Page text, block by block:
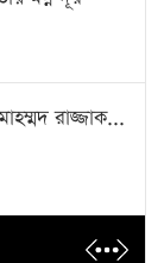
রাজ্জাক...